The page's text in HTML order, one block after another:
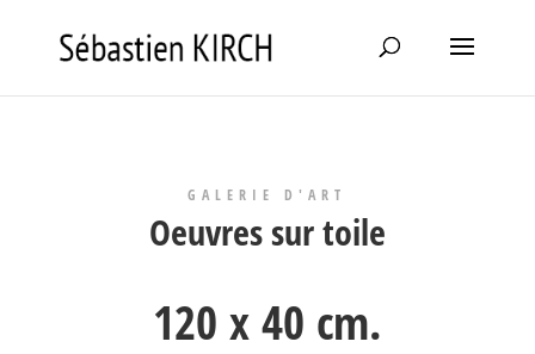
GALERIE D'ART
Oeuvres sur toile
120 x 40 cm.